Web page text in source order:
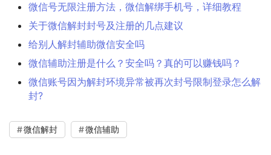
微信号无限注册方法，微信解绑手机号，详细教程
关于微信解封封号及注册的几点建议
给别人解封辅助微信安全吗
微信辅助注册是什么？安全吗？真的可以赚钱吗？
微信账号因为解封环境异常被再次封号限制登录怎么解
封?
微信解封 微信辅助